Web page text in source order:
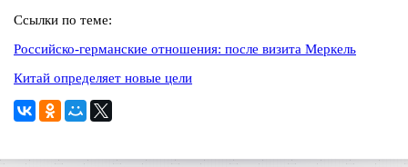
Ссылки по теме:
Российско-германские отношения: после визита Меркель
Китай определяет новые цели